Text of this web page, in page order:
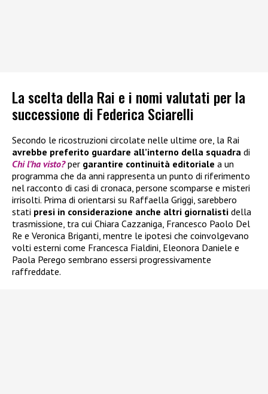
La scelta della Rai e i nomi valutati per la
successione di Federica Sciarelli
Secondo le ricostruzioni circolate nelle ultime ore, la Rai
avrebbe preferito guardare all’interno della squadra di
Chi l’ha visto? per garantire continuità editoriale a un
programma che da anni rappresenta un punto di riferimento
nel racconto di casi di cronaca, persone scomparse e misteri
irrisolti. Prima di orientarsi su Raffaella Griggi, sarebbero
stati presi in considerazione anche altri giornalisti della
trasmissione, tra cui Chiara Cazzaniga, Francesco Paolo Del
Re e Veronica Briganti, mentre le ipotesi che coinvolgevano
volti esterni come Francesca Fialdini, Eleonora Daniele e
Paola Perego sembrano essersi progressivamente
raffreddate.